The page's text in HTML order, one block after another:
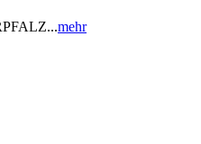
mehr